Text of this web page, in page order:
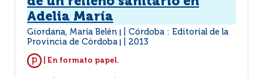
Adelia María
Giordana, María Belén
Córdoba : Editorial de la
Provincia de Córdoba
2013
| En formato papel.